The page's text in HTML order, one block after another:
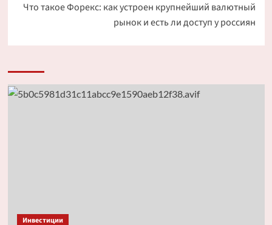
Что такое Форекс: как устроен крупнейший валютный
рынок и есть ли доступ у россиян
Инвестиции